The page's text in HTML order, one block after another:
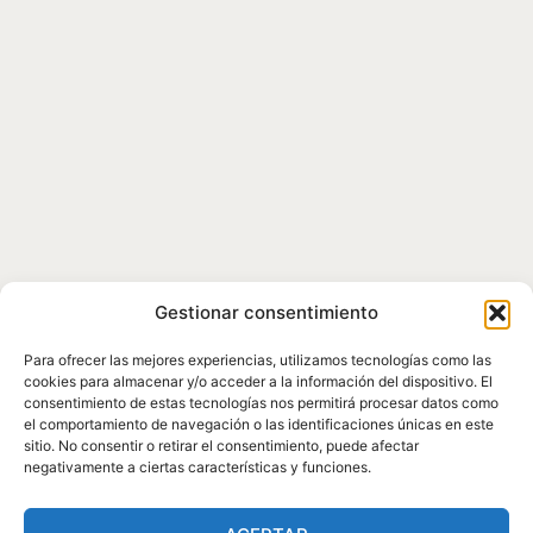
Gestionar consentimiento
Para ofrecer las mejores experiencias, utilizamos tecnologías como las
cookies para almacenar y/o acceder a la información del dispositivo. El
consentimiento de estas tecnologías nos permitirá procesar datos como
el comportamiento de navegación o las identificaciones únicas en este
sitio. No consentir o retirar el consentimiento, puede afectar
negativamente a ciertas características y funciones.